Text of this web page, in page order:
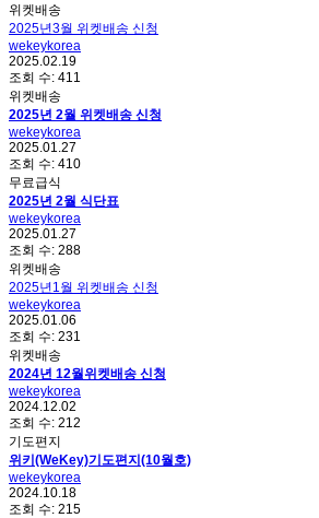
위켓배송
2025년3월 위켓배송 신청
wekeykorea
2025.02.19
조회 수: 411
위켓배송
2025년 2월 위켓배송 신청
wekeykorea
2025.01.27
조회 수: 410
무료급식
2025년 2월 식단표
wekeykorea
2025.01.27
조회 수: 288
위켓배송
2025년1월 위켓배송 신청
wekeykorea
2025.01.06
조회 수: 231
위켓배송
2024년 12월위켓배송 신청
wekeykorea
2024.12.02
조회 수: 212
기도편지
위키(WeKey)기도편지(10월호)
wekeykorea
2024.10.18
조회 수: 215